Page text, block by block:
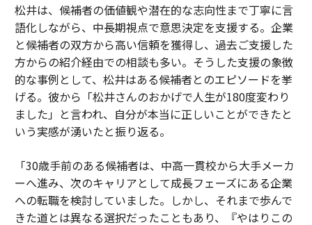
松井は、候補者の価値観や潜在的な志向性まで丁寧に言
語化しながら、中長期視点で意思決定を支援する。企業
と候補者の双方から高い信頼を獲得し、過去ご支援した
方からの紹介経由での相談も多い。そうした支援の象徴
的な事例として、松井はある候補者とのエピソードを挙
げる。彼から「松井さんのおかげで人生が180度変わり
ました」と言われ、自分が本当に正しいことができたと
いう実感が湧いたと振り返る。
「30歳手前のある候補者は、中高一貫校から大手メーカ
ーへ進み、次のキャリアとして成長フェーズにある企業
への転職を検討していました。しかし、それまで歩んで
きた道とは異なる選択だったこともあり、『やはりこの